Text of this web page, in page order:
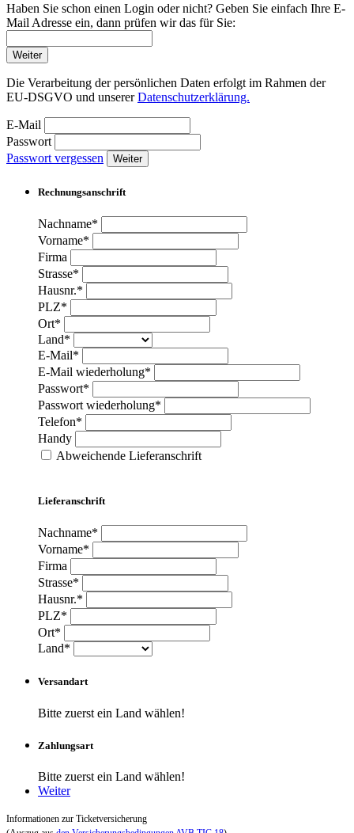
Haben Sie schon einen Login oder nicht? Geben Sie einfach Ihre E-
Mail Adresse ein, dann prüfen wir das für Sie:
Weiter
Die Verarbeitung der persönlichen Daten erfolgt im Rahmen der
EU-DSGVO und unsererDatenschutzerklärung.
E-Mail
Passwort
Passwort vergessen
Weiter
Rechnungsanschrift
Nachname*
Vorname*
Firma
Strasse*
Hausnr.*
PLZ*
Ort*
Land*
E-Mail*
E-Mail wiederholung*
Passwort*
Passwort wiederholung*
Telefon*
Handy
Abweichende Lieferanschrift
Lieferanschrift
Nachname*
Vorname*
Firma
Strasse*
Hausnr.*
PLZ*
Ort*
Land*
Versandart
Bitte zuerst ein Land wählen!
Zahlungsart
Bitte zuerst ein Land wählen!
Weiter
Informationen zur Ticketversicherung